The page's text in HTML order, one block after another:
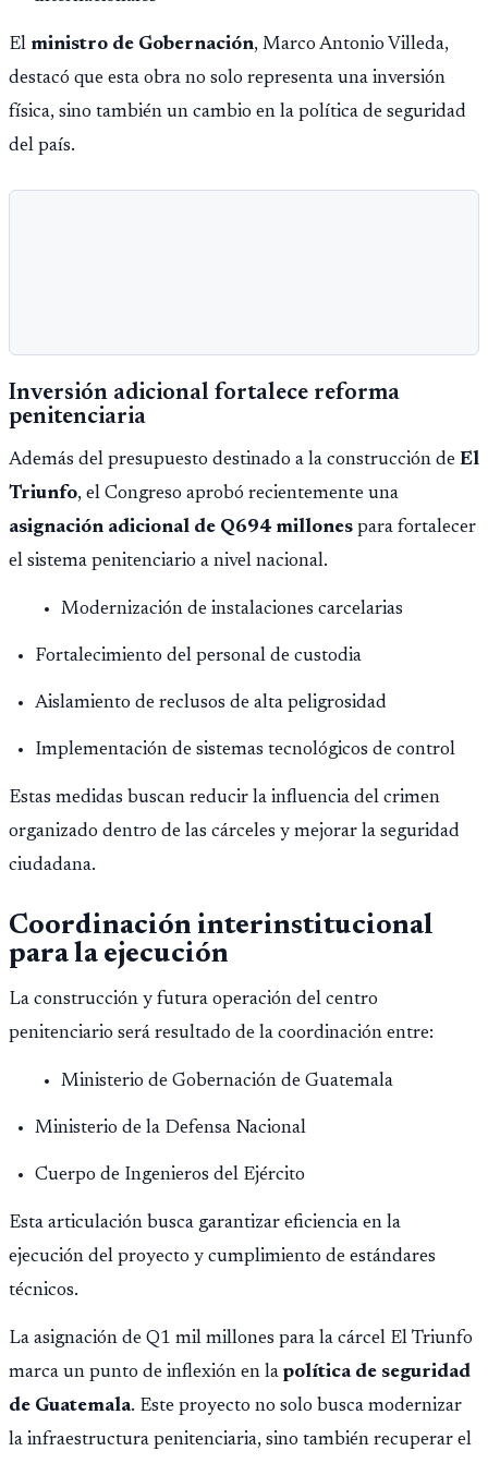
El ministro de Gobernación, Marco Antonio Villeda,
destacó que esta obra no solo representa una inversión
física, sino también un cambio en la política de seguridad
del país.
Inversión adicional fortalece reforma
penitenciaria
Además del presupuesto destinado a la construcción de El
Triunfo, el Congreso aprobó recientemente una
asignación adicional de Q694 millones para fortalecer
el sistema penitenciario a nivel nacional.
Modernización de instalaciones carcelarias
Fortalecimiento del personal de custodia
Aislamiento de reclusos de alta peligrosidad
Implementación de sistemas tecnológicos de control
Estas medidas buscan reducir la influencia del crimen
organizado dentro de las cárceles y mejorar la seguridad
ciudadana.
Coordinación interinstitucional
para la ejecución
La construcción y futura operación del centro
penitenciario será resultado de la coordinación entre:
Ministerio de Gobernación de Guatemala
Ministerio de la Defensa Nacional
Cuerpo de Ingenieros del Ejército
Esta articulación busca garantizar eficiencia en la
ejecución del proyecto y cumplimiento de estándares
técnicos.
La asignación de Q1 mil millones para la cárcel El Triunfo
marca un punto de inflexión en la política de seguridad
de Guatemala. Este proyecto no solo busca modernizar
la infraestructura penitenciaria, sino también recuperar el